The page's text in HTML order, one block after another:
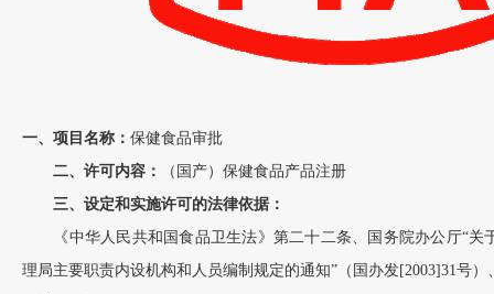
一、项目名称： 保健食品审批
二、许可内容：
（国产）保健食品产品注册
三、设定和实施许可的法律依据：
《中华人民共和国食品卫生法》第二十二条、国务院办公厅“关
理局主要职责内设机构和人员编制规定的通知”（国办发[2003]31号